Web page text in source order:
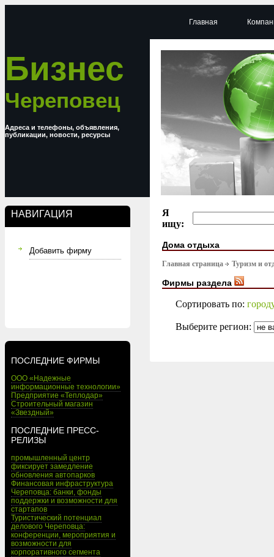
Бизнес
Череповец
Адреса и телефоны, объявления,
публикации, новости, ресурсы
НАВИГАЦИЯ
Добавить фирму
ПОСЛЕДНИЕ ФИРМЫ
ООО «Надежные
информационные технологии»
Предприятие «Теплодар»
Строительный магазин
«Звездный»
ПОСЛЕДНИЕ ПРЕСС-
РЕЛИЗЫ
промышленный центр
фиксирует замедление
обновления автопарков
Финансовая инфраструктура
Череповца: банки, фонды
поддержки и возможности для
стартапов
Туристический потенциал
делового Череповца:
конференции, мероприятия и
возможности для
корпоративного сегмента
Главная
Я
ищу:
Дома отдыха
Главная страница Туризм и
Фирмы раздела
Сортировать по:
Выберите регион: